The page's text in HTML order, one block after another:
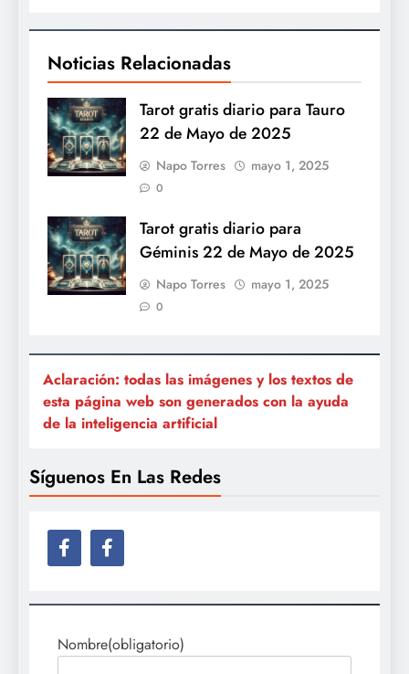
Noticias Relacionadas
Tarot gratis diario para Tauro
22 de Mayo de 2025
Napo Torres mayo 1, 2025
0
Tarot gratis diario para
Géminis 22 de Mayo de 2025
Napo Torres mayo 1, 2025
0
Aclaración: todas las imágenes y los textos de
esta página web son generados con la ayuda
de la inteligencia artificial
Síguenos En Las Redes
Nombre(obligatorio)